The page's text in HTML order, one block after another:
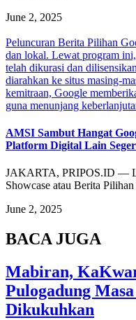
June 2, 2025
Peluncuran Berita Pilihan
dan lokal. Lewat program
telah dikurasi dan
diarahkan ke situs masing-
kemitraan, Google
guna menunjang
AMSI Sambut Hangat
Platform Digital Lain
JAKARTA, PRIPOS.ID —
Showcase atau Berita
June 2, 2025
BACA JUGA
Mabiran,
Pulogadung
Dikukuhkan